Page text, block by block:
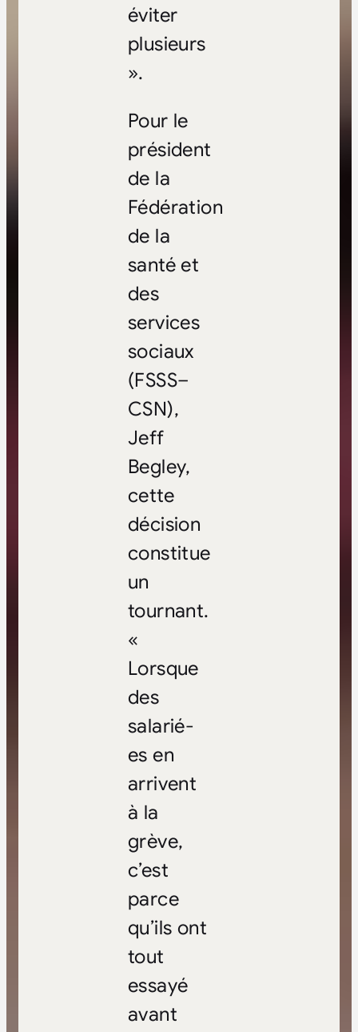
éviter
plusieurs
».
Pour le
président
de la
Fédération
de la
santé et
des
services
sociaux
(FSSS–
CSN),
Jeff
Begley,
cette
décision
constitue
un
tournant.
«
Lorsque
des
salarié-
es en
arrivent
à la
grève,
c’est
parce
qu’ils ont
tout
essayé
avant